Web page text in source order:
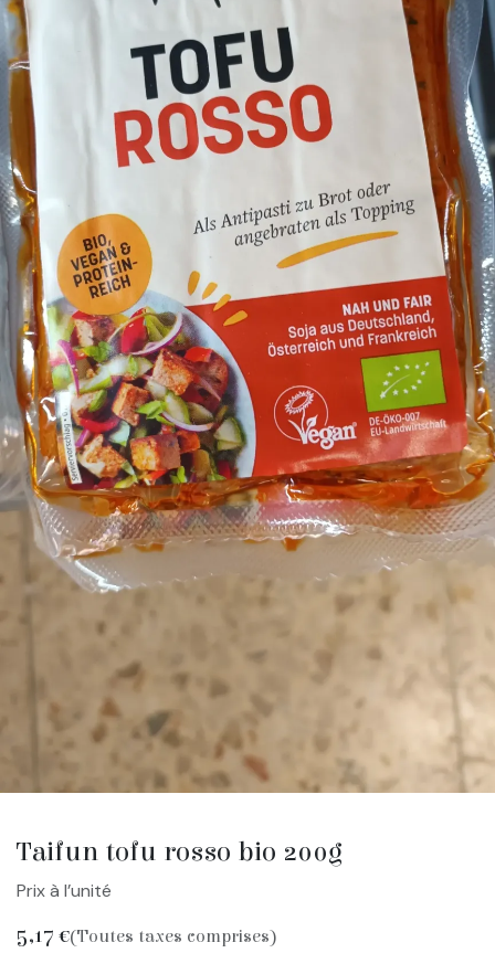
Taifun tofu rosso bio 200g
Prix à l’unité
5,17 €(Toutes taxes comprises)